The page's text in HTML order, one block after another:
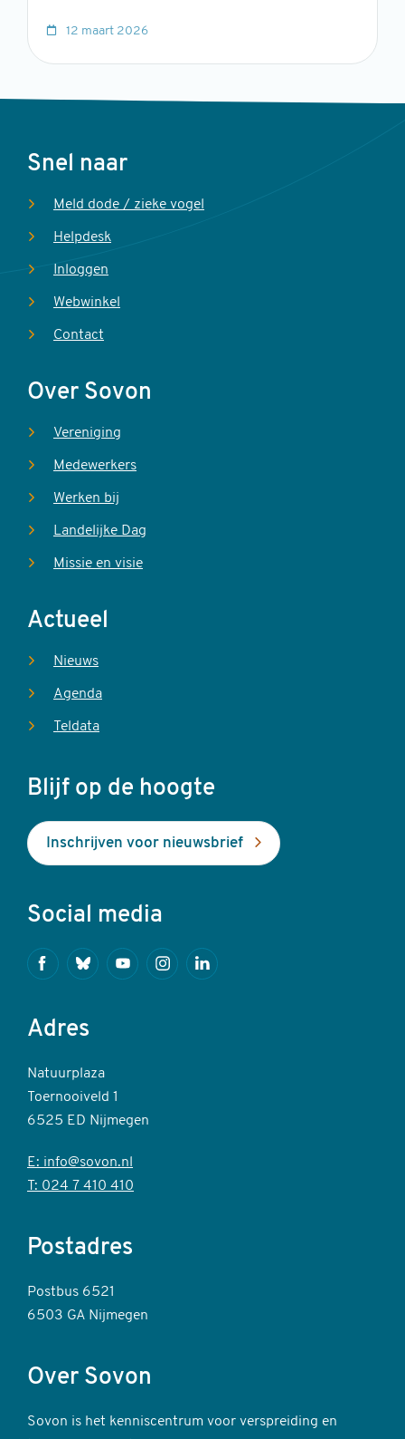
12 maart 2026
Voet
Snel naar
Meld dode / zieke vogel
Helpdesk
Inloggen
Webwinkel
Contact
Over Sovon
Vereniging
Medewerkers
Werken bij
Landelijke Dag
Missie en visie
Actueel
Nieuws
Agenda
Teldata
Blijf op de hoogte
Inschrijven voor nieuwsbrief
Social media
FacebookBlueskyYoutubeInstagramLinkedin
Adres
Natuurplaza
Toernooiveld 1
6525 ED Nijmegen
E: info@sovon.nl
T: 024 7 410 410
Postadres
Postbus 6521
6503 GA Nijmegen
Over Sovon
Sovon is het kenniscentrum voor verspreiding en